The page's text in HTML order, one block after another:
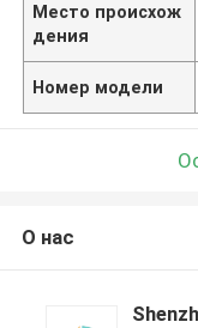
Место происхож
дения
Номер модели
О нас